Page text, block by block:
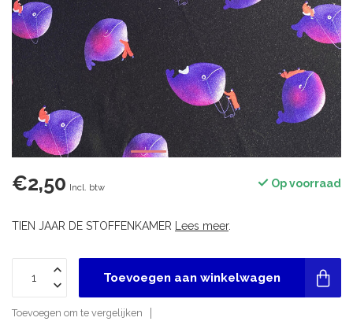
€2,50 Incl. btw Op voorraad
TIEN JAAR DE STOFFENKAMER Lees meer.
Toevoegen aan winkelwagen
Toevoegen om te vergelijken